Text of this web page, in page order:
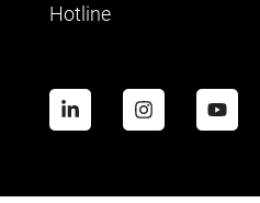
Hotline